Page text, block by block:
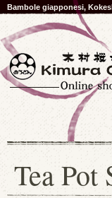
Bambole giapponesi,
Tea